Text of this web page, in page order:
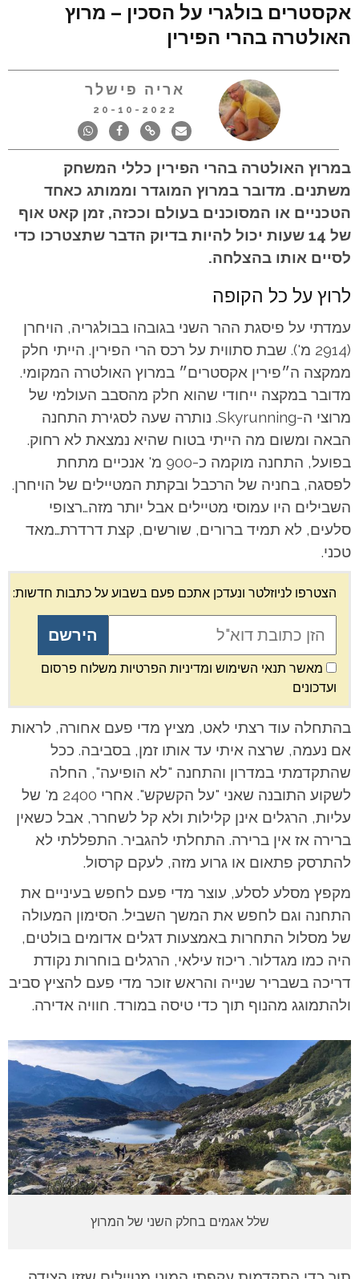
אקסטרים בולגרי על הסכין – מרוץ
האולטרה בהרי הפירין
אריה פישלר
20-10-2022
במרוץ האולטרה בהרי הפירין כללי המשחק
משתנים. מדובר במרוץ המוגדר וממותג כאחד
הטכניים או המסוכנים בעולם וככזה, זמן קאט אוף
של 14 שעות יכול להיות בדיוק הדבר שתצטרכו כדי
לסיים אותו בהצלחה.
לרוץ על כל הקופה
עמדתי על פיסגת ההר השני בגובהו בבולגריה, הויחרן
(2914 מ'). שבת סתווית על רכס הרי הפירין. הייתי חלק
ממקצה ה״פירין אקסטרים״ במרוץ האולטרה המקומי.
מדובר במקצה ייחודי שהוא חלק מהסבב העולמי של
מרוצי ה-Skyrunning. נותרה שעה לסגירת התחנה
הבאה ומשום מה הייתי בטוח שהיא נמצאת לא רחוק.
בפועל, התחנה מוקמה כ-900 מ' אנכיים מתחת
לפסגה, בחניה של הרכבל ובקתת המטיילים של הויחרן.
השבילים היו עמוסי מטיילים אבל יותר מזה…רצופי
סלעים, לא תמיד ברורים, שורשים, קצת דרדרת…מאד
טכני.
הצטרפו לניוזלטר ונעדכן אתכם פעם בשבוע על כתבות חדשות:
מאשר תנאי השימוש ומדיניות הפרטיות משלוח פרסום
ועדכונים
בהתחלה עוד רצתי לאט, מציץ מדי פעם אחורה, לראות
אם נעמה, שרצה איתי עד אותו זמן, בסביבה. ככל
שהתקדמתי במדרון והתחנה "לא הופיעה", החלה
לשקוע התובנה שאני "על הקשקש". אחרי 2400 מ' של
עליות, הרגלים אינן קלילות ולא קל לשחרר, אבל כשאין
ברירה אז אין ברירה. התחלתי להגביר. התפללתי לא
להתרסק פתאום או גרוע מזה, לעקם קרסול.
מקפץ מסלע לסלע, עוצר מדי פעם לחפש בעיניים את
התחנה וגם לחפש את המשך השביל. הסימון המעולה
של מסלול התחרות באמצעות דגלים אדומים בולטים,
היה כמו מגדלור. ריכוז עילאי, הרגלים בוחרות נקודת
דריכה בשבריר שנייה והראש זוכר מדי פעם להציץ סביב
ולהתמוגג מהנוף תוך כדי טיסה במורד. חוויה אדירה.
שלל אגמים בחלק השני של המרוץ